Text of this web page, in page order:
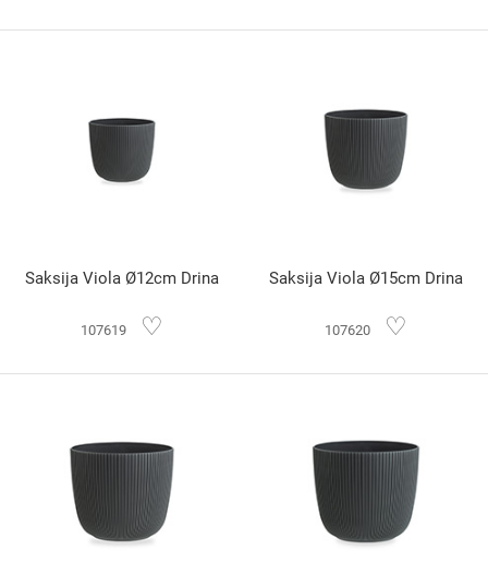
Saksija Viola Ø12cm Drina
107619 ♡
Saksija Viola Ø15cm Drina
107620 ♡